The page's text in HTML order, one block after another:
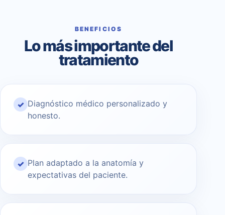
BENEFICIOS
Lo más importante del
tratamiento
✓ Diagnóstico médico personalizado y
honesto.
✓ Plan adaptado a la anatomía y
expectativas del paciente.